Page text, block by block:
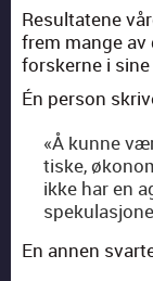
Resul­tatene
frem mange
forskerne i
Én per­son
«Å kunne
tiske,
ikke har en
En annen